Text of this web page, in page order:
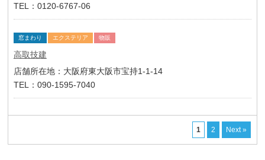
TEL：0120-6767-06
窓まわり エクステリア 物販
高取技建
店舗所在地：大阪府東大阪市宝持1-1-14
TEL：090-1595-7040
1 2 Next »